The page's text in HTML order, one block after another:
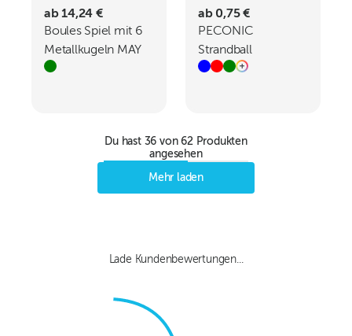
ab 14,24 €
Boules Spiel mit 6
Metallkugeln MAY
ab 0,75 €
PECONIC
Strandball
aufblasbar aus
Du hast 36 von62 Produkten
angesehen
Mehr laden
Lade Kundenbewertungen...